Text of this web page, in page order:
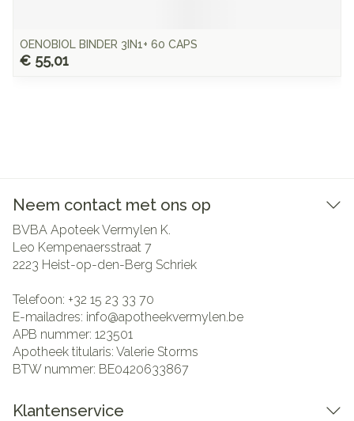
OENOBIOL BINDER 3IN1+ 60 CAPS
€ 55,01
Neem contact met ons op
BVBA Apoteek Vermylen K.
Leo Kempenaersstraat 7
2223 Heist-op-den-Berg Schriek
Telefoon: +32 15 23 33 70
E-mailadres: info@apotheekvermylen.be
APB nummer: 123501
Apotheek titularis: Valerie Storms
BTW nummer: BE0420633867
Klantenservice